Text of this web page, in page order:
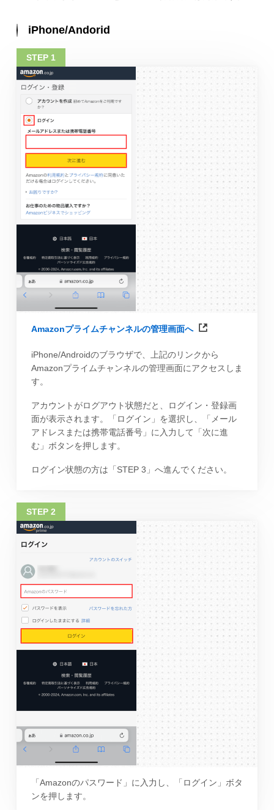
iPhone/Andorid
Amazonプライムチャンネルの管理画面へ
iPhone/Androidのブラウザで、上記のリンクから
Amazonプライムチャンネルの管理画面にアクセスしま
す。
アカウントがログアウト状態だと、ログイン・登録画
面が表示されます。「ログイン」を選択し、「メール
アドレスまたは携帯電話番号」に入力して「次に進
む」ボタンを押します。
ログイン状態の方は「STEP 3」へ進んでください。
「Amazonのパスワード」に入力し、「ログイン」ボタ
ンを押します。